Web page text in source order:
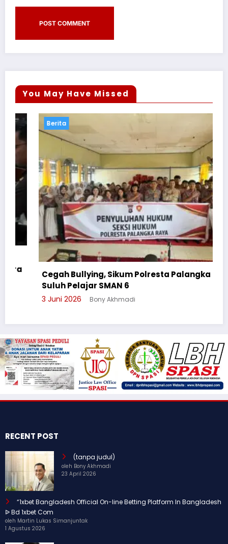
You May Have Missed
Berita
Cegah Bullying, Sikum Polresta Palangka Raya
Suluh Pelajar SMAN 6
3 Juni 2026 Bony Akhmadi
RECENT POST
(tanpa judul)
oleh Bony Akhmadi
23 April 2026
“1xbet Bangladesh Official On-line Betting Platform In Bangladesh
ᐉ Bd 1xbet Com
oleh Martin Lukas Simanjuntak
1 Agustus 2026